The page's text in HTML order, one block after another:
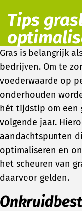
Tips
Gras is belangrijk
bedrijven. Om te
voederwaarde op
onderhouden
hét tijdstip om een
volgende jaar.
aandachtspunten
optimaliseren en
het scheuren van
daarvoor gelden.